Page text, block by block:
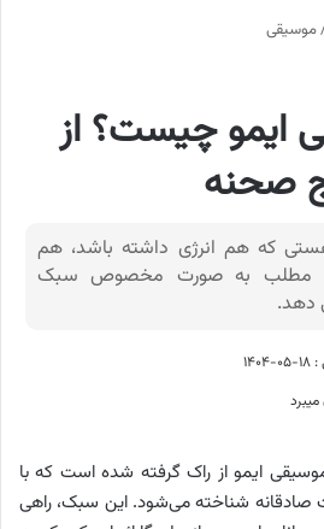
موسیقی
ایمو چیست؟ از
صحنه
که هم انرژی داشته باشد، هم
مطلب به صورت مخصوص سبک
دهد.
ایمو از راک گرفته شده است که با
صادقانه شناخته می‌شود. این سبک، راهی